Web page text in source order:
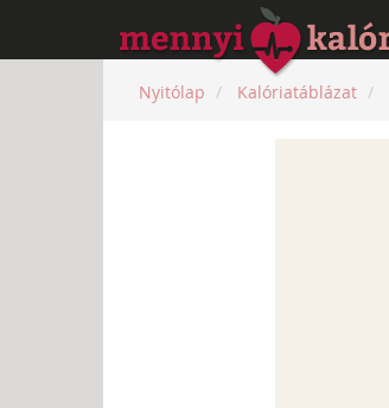
Nyitólap Kalóriatáblázat